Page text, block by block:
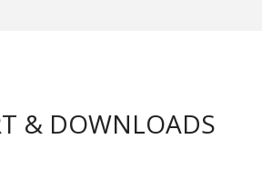
& DOWNLOADS